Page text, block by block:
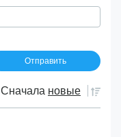
Сначала новые